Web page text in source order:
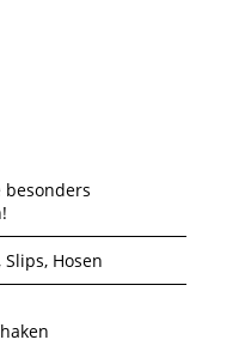
Hosen